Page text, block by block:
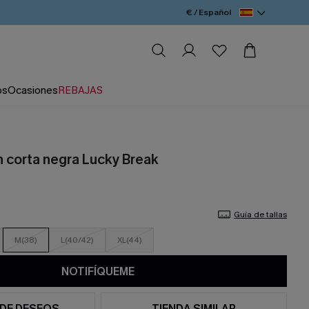
€ / Español
OcasionesREBAJAS
corta negra Lucky Break
Guía de tallas
M(38) L(40/42) XL(44)
NOTIFÍQUEME